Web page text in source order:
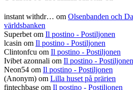
instant withdr… om Olsenbanden och
världsbanken
Superbetom Il postino - Postiljonen
lcasin om Il postino - Postiljonen
Clintonfcu om Il postino - Postiljonen
Ivibet azonnali om Il postino - Postiljonen
Neon54 om Il postino - Postiljonen
(Anonym) om Lilla huset på prärien
fintechbase om Il postino - Postiljonen